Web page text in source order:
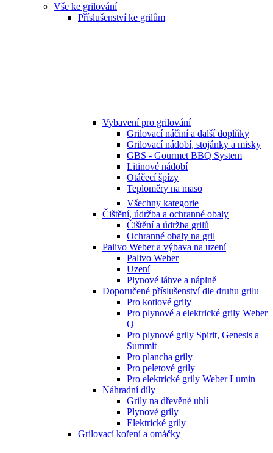
Vše ke grilování
Příslušenství ke grilům
Vybavení pro grilování
Grilovací náčiní a další doplňky
Grilovací nádobí, stojánky a misky
GBS - Gourmet BBQ System
Litinové nádobí
Otáčecí špízy
Teploměry na maso
Všechny kategorie
Čištění, údržba a ochranné obaly
Čištění a údržba grilů
Ochranné obaly na gril
Palivo Weber a výbava na uzení
Palivo Weber
Uzení
Plynové láhve a náplně
Doporučené příslušenství dle druhu grilu
Pro kotlové grily
Pro plynové a elektrické grily Weber
Q
Pro plynové grily Spirit, Genesis a
Summit
Pro plancha grily
Pro peletové grily
Pro elektrické grily Weber Lumin
Náhradní díly
Grily na dřevěné uhlí
Plynové grily
Elektrické grily
Grilovací koření a omáčky